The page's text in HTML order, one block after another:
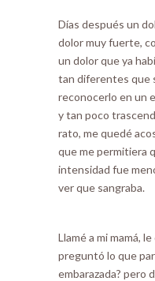
Días después un
dolor muy fuerte,
un dolor que ya
tan diferentes que
reconocerlo en un
y tan poco
rato, me quedé
que me permitiera
intensidad fue
ver que sangraba.
Llamé a mi mamá,
preguntó lo que
embarazada? pero